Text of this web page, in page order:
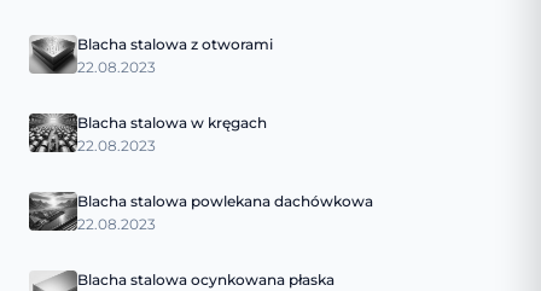
Blacha stalowa z otworami
22.08.2023
Blacha stalowa w kręgach
22.08.2023
Blacha stalowa powlekana dachówkowa
22.08.2023
Blacha stalowa ocynkowana płaska